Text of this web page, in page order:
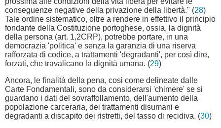
conseguenze negative della privazione della libertà." (28)
Tale ordine sistematico, oltre a rendere in effettivo il principio
fondante della Costituzione portoghese, ossia, la dignità
della persona (art. 1,2CRP), potrebbe portare, in una
democrazia 'politica' e senza la garanzia di una riserva
rafforzata di codice, a trattamenti 'degradanti', per così dire,
forzati, che travalicano la dignità umana. (29)
Ancora, le finalità della pena, cosi come delineate dalle
Carte Fondamentali, sono da considerarsi 'chimere' se si
guardano i dati del sovraffollamento, dell'aumento della
popolazione carceraria, dei trattamenti disumani e
degradanti a discapito dei ristretti, del tasso di recidiva. (30)